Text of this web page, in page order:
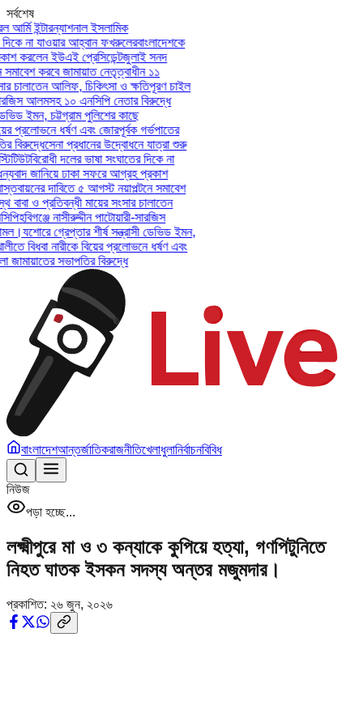
সর্বশেষ
ইন্টারন্যাশনাল ইসলামিক
না যাওয়ার আহ্বান ফখরুলেরবাংলাদেশকে
করলেন ইউএই প্রেসিডেন্টজুলাই সনদ
করবে জামায়াত নেতৃত্বাধীন ১১
আলিফ, চিকিৎসা ও ক্ষতিপূরণ চাইল
আলমসহ ১০ এনসিপি নেতার বিরুদ্ধে
ইমন, চট্টগ্রাম পুলিশের কাছে
প্রলোভনে ধর্ষণ এবং জোরপূর্বক গর্ভপাতের
সেনা প্রধানের উদ্বোধনে যাত্রা শুরু
বিরোধী দলের ভাষা সংঘাতের দিকে না
জানিয়ে ঢাকা সফরে আগ্রহ প্রকাশ
দাবিতে ৫ আগস্ট নয়াপল্টনে সমাবেশ
ও প্রতিবন্ধী মায়ের সংসার চালাতেন
হবিগঞ্জে নাসীরুদ্দীন পাটোয়ারী-সারজিস
যশোরে গ্রেপ্তার শীর্ষ সন্ত্রাসী ডেভিড ইমন,
বিধবা নারীকে বিয়ের প্রলোভনে ধর্ষণ এবং
সভাপতির বিরুদ্ধে
বাংলাদেশআন্তর্জাতিকরাজনীতিখেলাধুলানির্বাচনবিবিধ
নিউজ
পড়া হচ্ছে...
লক্ষ্মীপুরে মা ও ৩ কন্যাকে কুপিয়ে হত্যা, গণপিটুনিতে
নিহত ঘাতক ইসকন সদস্য অন্তর মজুমদার।
প্রকাশিত: ২৬ জুন, ২০২৬